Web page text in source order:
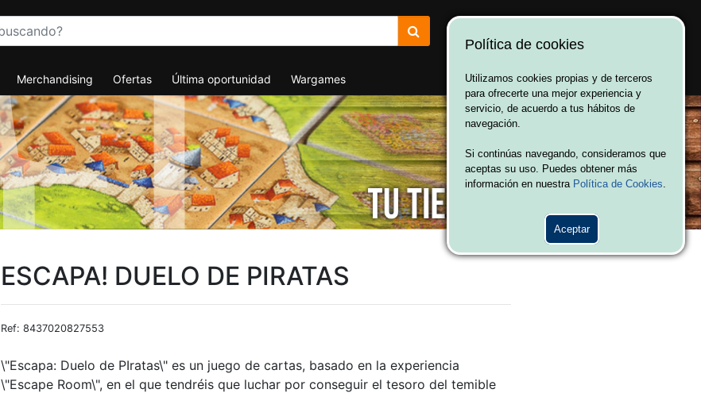
¡Bienvenido a Vulcania!
Hola. Inicia sesión
Merchandising Ofertas Última oportunidad Wargames
ESCAPA! DUELO DE PIRATAS
Ref: 8437020827553
\"Escapa: Duelo de PIratas\" es un juego de cartas, basado en la experiencia
\"Escape Room\", en el que tendréis que luchar por conseguir el tesoro del temible
Política de cookies
Utilizamos cookies propias y de terceros
para ofrecerte una mejor experiencia y
servicio, de acuerdo a tus hábitos de
navegación.
Si continúas navegando, consideramos que
aceptas su uso. Puedes obtener más
información en nuestra Política de Cookies.
Aceptar